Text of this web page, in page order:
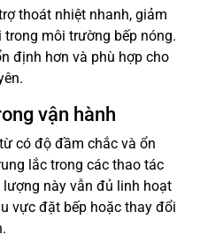
thoát nhiệt nhanh, giảm
môi trường bếp nóng.
định hơn và phù hợp cho
vận hành
có độ đầm chắc và ổn
lắc trong các thao tác
này vẫn đủ linh hoạt
vực đặt bếp hoặc thay đổi